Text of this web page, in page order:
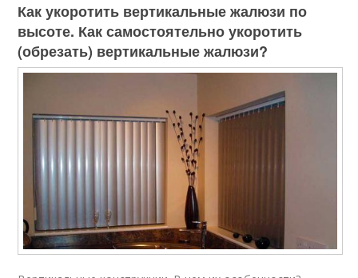
Как укоротить вертикальные жалюзи по
высоте. Как самостоятельно укоротить
(обрезать) вертикальные жалюзи?